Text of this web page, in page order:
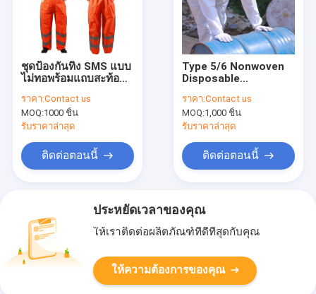
ชุดป้องกันทิ้ง SMS แบบ
ไม่ทอพร้อมแถบสะท้อน
ราคา:Contact us
MOQ:1000 ชิ้น
รับราคาล่าสุด
ติดต่อตอนนี้
Type 5/6 Nonwoven
Disposable
ฟิล์มพรุน Coverall
ราคา:Contact us
MOQ:1,000 ชิ้น
รับราคาล่าสุด
ติดต่อตอนนี้
ประหยัดเวลาของคุณ
ให้เราติดต่อผลิตภัณฑ์ที่ดีที่สุดกับคุณ
ให้ความต้องการของคุณ